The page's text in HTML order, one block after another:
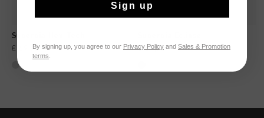
Superbia Hex-Tech
€ 69,95 € 139,95 € 69,95 € 134,95
Sign up
By signing up, you agree to our Privacy Policy and Sales & Promotion
terms